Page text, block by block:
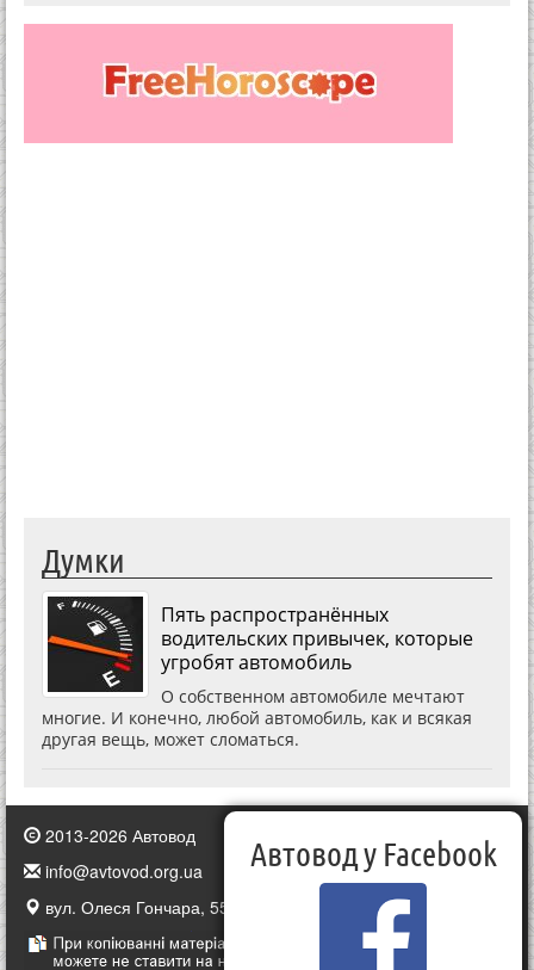
Думки
Пять распространённых
водительских привычек, которые
угробят автомобиль
О собственном автомобиле мечтают
многие. И конечно, любой автомобиль, как и всякая
другая вещь, может сломаться.
2013-2026 Автовод
info@avtovod.org.ua
вул. Олеся Гончара, 55, Київ, Україна
Автовод у Facebook